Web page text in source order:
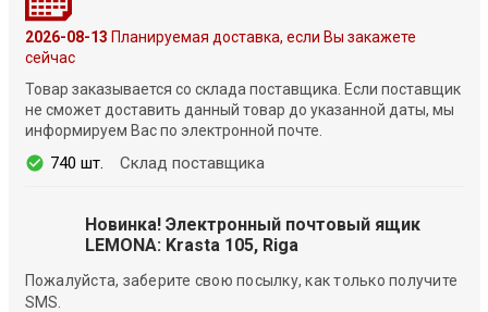
2026-08-13 Планируемая доставка, если Вы закажете
сейчас
Товар заказывается со склада поставщика. Если поставщик
не сможет доставить данный товар до указанной даты, мы
информируем Вас по электронной почте.
740 шт. Склад поставщика
Новинка! Электронный почтовый ящик
LEMONA: Krasta 105, Riga
Пожалуйста, заберите свою посылку, как только получите
SMS.